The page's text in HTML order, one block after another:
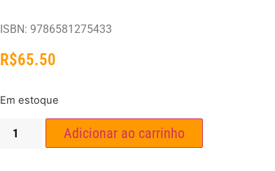
ISBN: 9786581275433
R$65.50
Em estoque
Adicionar ao carrinho